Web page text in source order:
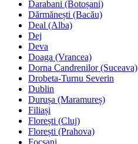
Darabani (Botoșani)
Dărmănești (Bacău)
Deal (Alba)
Dej
Deva
Doaga (Vrancea)
Dorna Candrenilor (Suceava)
Drobeta-Turnu Severin
Dublin
Durușa (Maramureș)
Filiași
Florești (Cluj)
Florești (Prahova)
Focșani